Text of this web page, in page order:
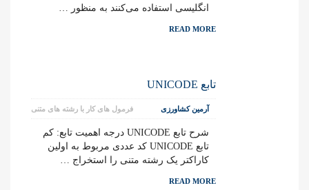
انگلیسی استفاده می‌کنند به منظور …
READ MORE
تابع UNICODE
فرمول های کار با رشته های متنی آرمین کشاورزی
شرح تابع UNICODE درجه اهمیت تابع: کم
تابع UNICODE کد عددی مربوط به اولین
کاراکتر یک رشته متنی را استخراج …
READ MORE